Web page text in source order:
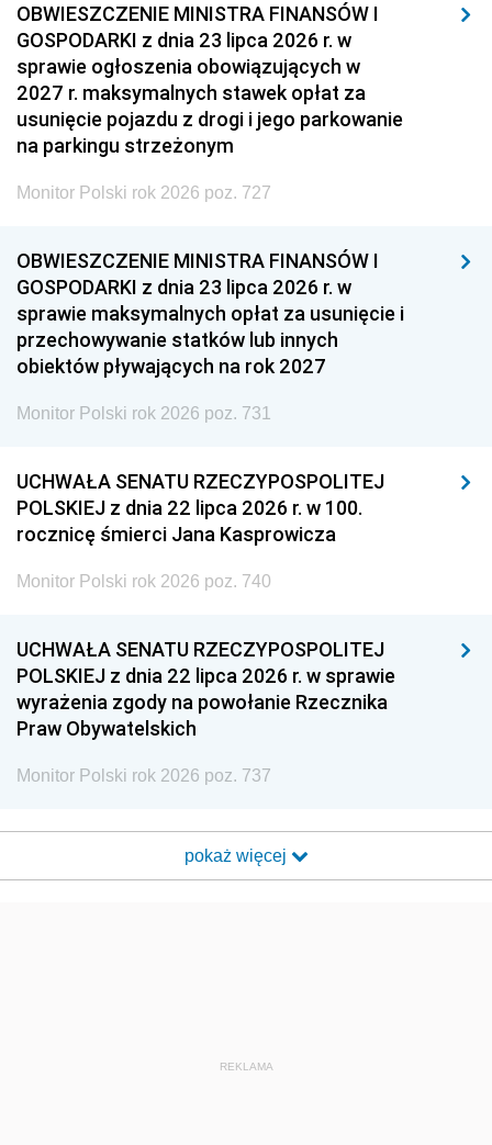
OBWIESZCZENIE MINISTRA FINANSÓW I
GOSPODARKI z dnia 23 lipca 2026 r. w
sprawie ogłoszenia obowiązujących w
2027 r. maksymalnych stawek opłat za
usunięcie pojazdu z drogi i jego parkowanie
na parkingu strzeżonym
Monitor Polski rok 2026 poz. 727
OBWIESZCZENIE MINISTRA FINANSÓW I
GOSPODARKI z dnia 23 lipca 2026 r. w
sprawie maksymalnych opłat za usunięcie i
przechowywanie statków lub innych
obiektów pływających na rok 2027
Monitor Polski rok 2026 poz. 731
UCHWAŁA SENATU RZECZYPOSPOLITEJ
POLSKIEJ z dnia 22 lipca 2026 r. w 100.
rocznicę śmierci Jana Kasprowicza
Monitor Polski rok 2026 poz. 740
UCHWAŁA SENATU RZECZYPOSPOLITEJ
POLSKIEJ z dnia 22 lipca 2026 r. w sprawie
wyrażenia zgody na powołanie Rzecznika
Praw Obywatelskich
Monitor Polski rok 2026 poz. 737
pokaż więcej
REKLAMA